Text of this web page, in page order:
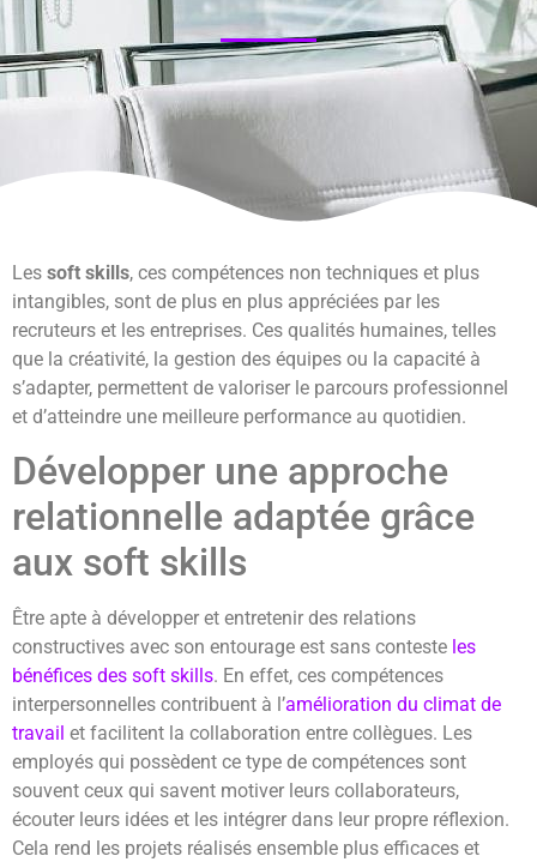
Les soft skills, ces compétences non techniques et plus
intangibles, sont de plus en plus appréciées par les
recruteurs et les entreprises. Ces qualités humaines, telles
que la créativité, la gestion des équipes ou la capacité à
s’adapter, permettent de valoriser le parcours professionnel
et d’atteindre une meilleure performance au quotidien.
Développer une approche
relationnelle adaptée grâce
aux soft skills
Être apte à développer et entretenir des relations
constructives avec son entourage est sans conteste les
bénéfices des soft skills. En effet, ces compétences
interpersonnelles contribuent à l’amélioration du climat de
travail et facilitent la collaboration entre collègues. Les
employés qui possèdent ce type de compétences sont
souvent ceux qui savent motiver leurs collaborateurs,
écouter leurs idées et les intégrer dans leur propre réflexion.
Cela rend les projets réalisés ensemble plus efficaces et